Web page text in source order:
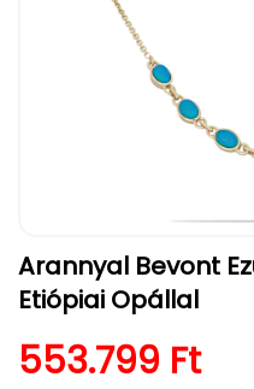
médiafájl
megnyitása
a
modális
Arannyal Bevont
Etiópiai Opállal
Normál ár
553.799 Ft